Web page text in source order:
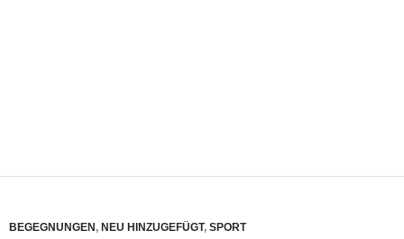
BEGEGNUNGEN, NEU HINZUGEFÜGT, SPORT